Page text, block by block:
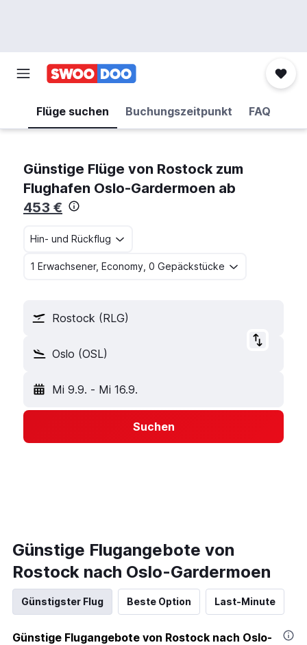
Flüge suchen Buchungszeitpunkt FAQ
Günstige Flüge von Rostock zum
Flughafen Oslo-Gardermoen ab
453 €
Hin- und Rückflug
1 Erwachsener, Economy, 0 Gepäckstücke
Rostock (RLG)
Oslo (OSL)
Mi 9.9. - Mi 16.9.
Suchen
Günstige Flugangebote von
Rostock nach Oslo-Gardermoen
Günstigster Flug Beste Option Last-Minute
Günstige Flugangebote von Rostock nach Oslo-